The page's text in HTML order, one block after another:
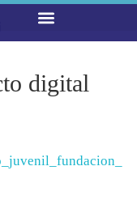
digital